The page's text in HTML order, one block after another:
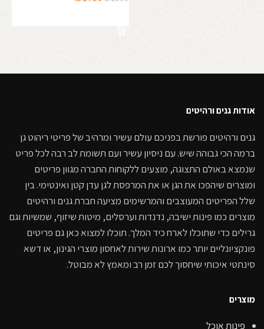
היה:
₪2599.
הוא:
אודות גנים ורהיטים
גנים ורהיטים פורשת בפניכם עולם עשיר ומרהיב של פריטי ריהוט גן
ברמה הכי גבוהה שיש. עם ניסיון עשיר ועם תשומת לב רבה לכל פריט
שנמצא באולם התצוגה, מוצעים ללקוחות החברה מגוון פריטים
ומוצרים שיהפכו את הגן או את המרפסת לגן עדן קטן ואינטימי. בין
שלל הפריטים המעוצבים והמרשימים מציעה חברת גנים ורהיטים
מוצרים כמו פינות ישיבה, נדנדות וערסלים, מיטות שיזוף, שמשיות וגם
גרילים כדי שתוכלו לארח כיד המלך. תוכלו למצוא כאן גם פריטים
פונקציונליים יותר כמו ארונות שירות לאחסון מוצרי הגינון, או דשא
סינתטי איכותי שיחסוך לכם זמן רב ומאמץ לא מבוטל.
מוצרים
פינות אוכל